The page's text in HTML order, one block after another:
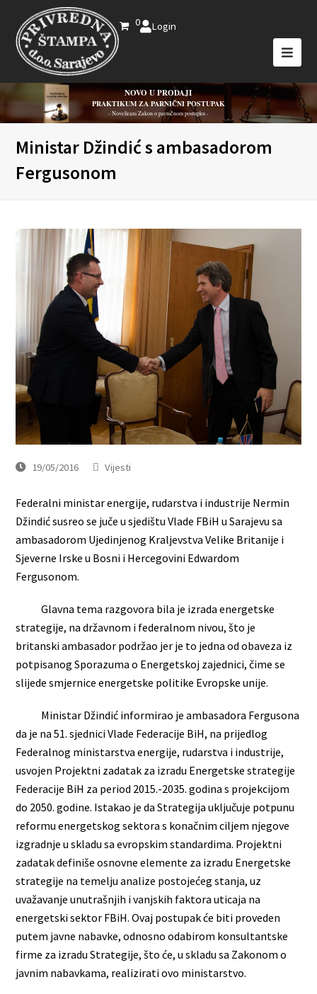
0 Login
NOVO U PRODAJI
PRAKTIKUM ZA PARNIČNI POSTUPAK
- Novelirani Zakon o parničnom postupku -
Ministar Džindić s ambasadorom
Fergusonom
19/05/2016 Vijesti
Federalni ministar energije, rudarstva i industrije Nermin
Džindić susreo se juče u sjedištu Vlade FBiH u Sarajevu sa
ambasadorom Ujedinjenog Kraljevstva Velike Britanije i
Sjeverne Irske u Bosni i Hercegovini Edwardom
Fergusonom.
Glavna tema razgovora bila je izrada energetske
strategije, na državnom i federalnom nivou, što je
britanski ambasador podržao jer je to jedna od obaveza iz
potpisanog Sporazuma o Energetskoj zajednici, čime se
slijede smjernice energetske politike Evropske unije.
Ministar Džindić informirao je ambasadora Fergusona
da je na 51. sjednici Vlade Federacije BiH, na prijedlog
Federalnog ministarstva energije, rudarstva i industrije,
usvojen Projektni zadatak za izradu Energetske strategije
Federacije BiH za period 2015.-2035. godina s projekcijom
do 2050. godine. Istakao je da Strategija uključuje potpunu
reformu energetskog sektora s konačnim ciljem njegove
izgradnje u skladu sa evropskim standardima. Projektni
zadatak definiše osnovne elemente za izradu Energetske
strategije na temelju analize postojećeg stanja, uz
uvažavanje unutrašnjih i vanjskih faktora uticaja na
energetski sektor FBiH. Ovaj postupak će biti proveden
putem javne nabavke, odnosno odabirom konsultantske
firme za izradu Strategije, što će, u skladu sa Zakonom o
javnim nabavkama, realizirati ovo ministarstvo.